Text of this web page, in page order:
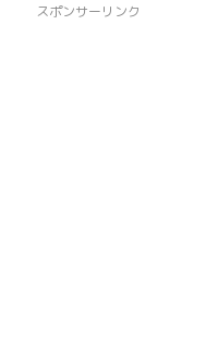
スポンサーリンク